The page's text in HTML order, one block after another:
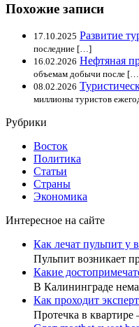
Похожие записи
17.10.2025 Развитие
последние […]
16.02.2026 Нефтяная
объемам добычи после
08.02.2026
миллионы туристов
Рубрики
Восток
Политика
Статьи
Страны
Экономика
Интересное на сайте
Как лечат пульпит у
Пульпит возникает
Какие
В Калининграде
Как проходит
Протечка в